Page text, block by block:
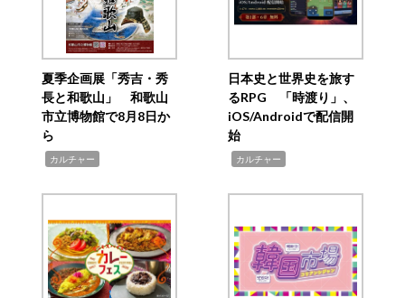
夏季企画展「秀吉・秀
長と和歌山」 和歌山
市立博物館で8月8日か
ら
カルチャー
日本史と世界史を旅す
るRPG 「時渡り」、
iOS/Androidで配信開
始
カルチャー